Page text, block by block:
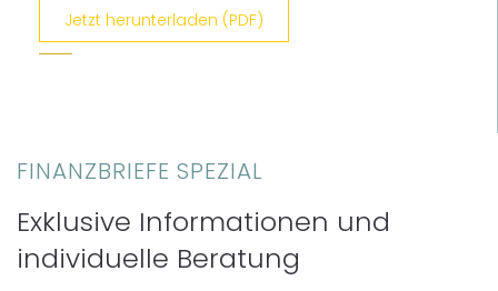
Jetzt herunterladen (PDF)
FINANZBRIEFE SPEZIAL
Exklusive Informationen und
individuelle Beratung